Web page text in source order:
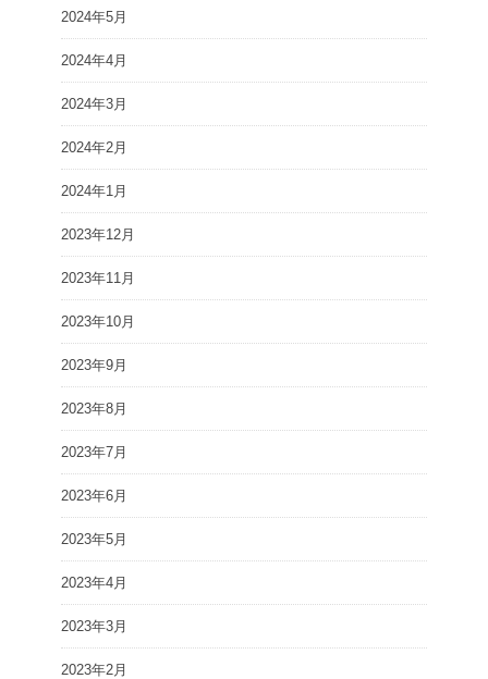
2024年5月
2024年4月
2024年3月
2024年2月
2024年1月
2023年12月
2023年11月
2023年10月
2023年9月
2023年8月
2023年7月
2023年6月
2023年5月
2023年4月
2023年3月
2023年2月